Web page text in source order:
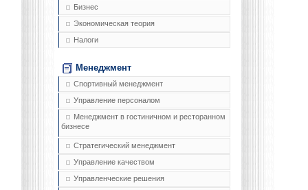
Бизнес
Экономическая теория
Налоги
Менеджмент
Спортивный менеджмент
Управление персоналом
Менеджмент в гостиничном и ресторанном
бизнесе
Стратегический менеджмент
Управление качеством
Управленческие решения